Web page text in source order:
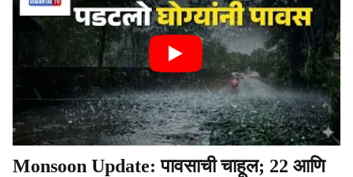
Monsoon Update: पावसाची चाहूल; 22 आणि